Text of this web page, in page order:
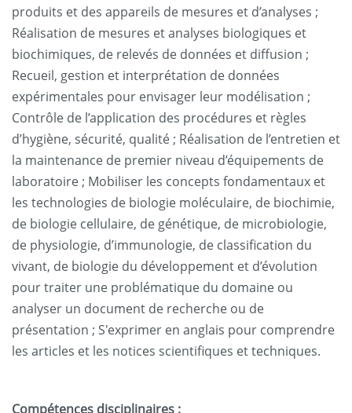
produits et des appareils de mesures et d’analyses ;
Réalisation de mesures et analyses biologiques et
biochimiques, de relevés de données et diffusion ;
Recueil, gestion et interprétation de données
expérimentales pour envisager leur modélisation ;
Contrôle de l’application des procédures et règles
d’hygiène, sécurité, qualité ; Réalisation de l’entretien et
la maintenance de premier niveau d’équipements de
laboratoire ; Mobiliser les concepts fondamentaux et
les technologies de biologie moléculaire, de biochimie,
de biologie cellulaire, de génétique, de microbiologie,
de physiologie, d’immunologie, de classification du
vivant, de biologie du développement et d’évolution
pour traiter une problématique du domaine ou
analyser un document de recherche ou de
présentation ; S'exprimer en anglais pour comprendre
les articles et les notices scientifiques et techniques.
Compétences disciplinaires :